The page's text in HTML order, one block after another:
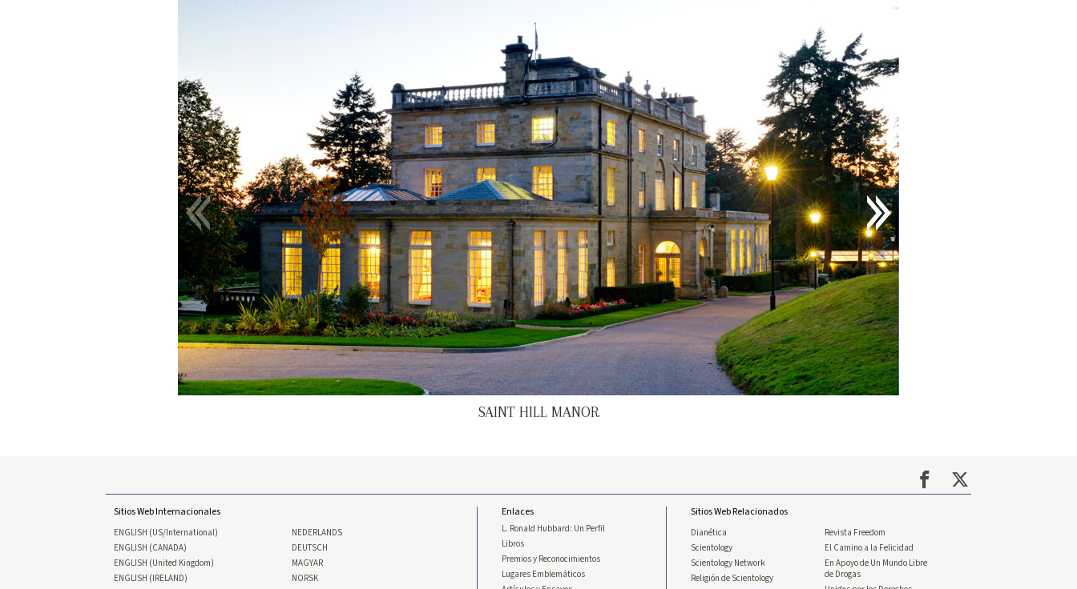
SAINT HILL MANOR
Sitios Web Internacionales
ENGLISH (US/International)
ENGLISH (CANADA)
ENGLISH (United Kingdom)
ENGLISH (IRELAND)
NEDERLANDS
DEUTSCH
MAGYAR
NORSK
Enlaces
L. Ronald Hubbard: Un Perfil
Libros
Premios y Reconocimientos
Lugares Emblemáticos
Sitios Web Relacionados
Dianética
Scientology
Scientology Network
Religión de Scientology
Revista Freedom
El Camino a la Felicidad
En Apoyo de Un Mundo Libre
de Drogas